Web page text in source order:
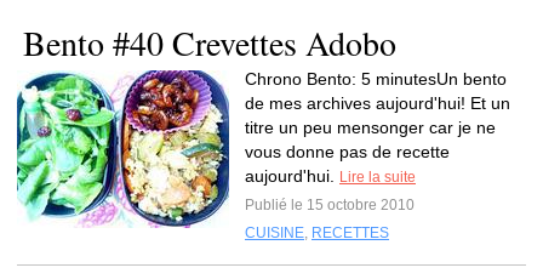
Bento #40 Crevettes Adobo
Chrono Bento: 5 minutesUn bento
de mes archives aujourd'hui! Et un
titre un peu mensonger car je ne
vous donne pas de recette
aujourd'hui.
Lire la suite
Publié le 15 octobre 2010
CUISINE, RECETTES